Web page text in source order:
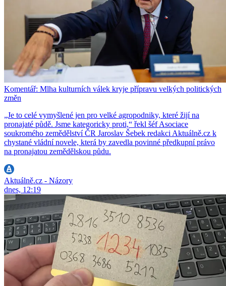
Komentář: Mlha kulturních válek kryje přípravu velkých politických
změn
„Je to celé vymyšlené jen pro velké agropodniky, které žijí na
pronajaté půdě. Jsme kategoricky proti,“ řekl šéf Asociace
soukromého zemědělství ČR Jaroslav Šebek redakci Aktuálně.cz k
chystané vládní novele, která by zavedla povinné předkupní právo
na pronajatou zemědělskou půdu.
Aktuálně.cz - Názory
dnes, 12:19